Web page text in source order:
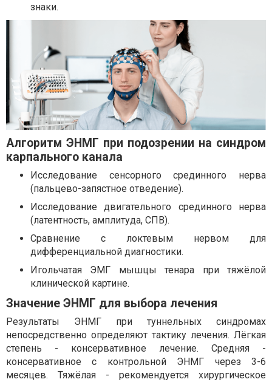
знаки.
Алгоритм ЭНМГ при подозрении на синдром
карпального канала
Исследование сенсорного срединного нерва
(пальцево-запястное отведение).
Исследование двигательного срединного нерва
(латентность, амплитуда, СПВ).
Сравнение с локтевым нервом для
дифференциальной диагностики.
Игольчатая ЭМГ мышцы тенара при тяжёлой
клинической картине.
Значение ЭНМГ для выбора лечения
Результаты ЭНМГ при туннельных синдромах
непосредственно определяют тактику лечения. Лёгкая
степень - консервативное лечение. Средняя -
консервативное с контрольной ЭНМГ через 3-6
месяцев. Тяжёлая - рекомендуется хирургическое